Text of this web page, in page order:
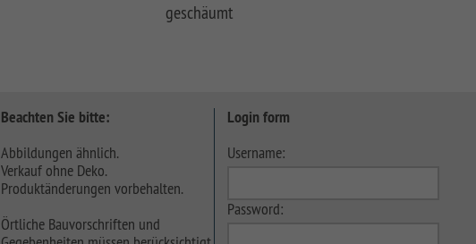
geschäumt
Beachten Sie bitte:
Abbildungen ähnlich.
Verkauf ohne Deko.
Produktänderungen vorbehalten.
Örtliche Bauvorschriften und
Login form
Username:
Password: